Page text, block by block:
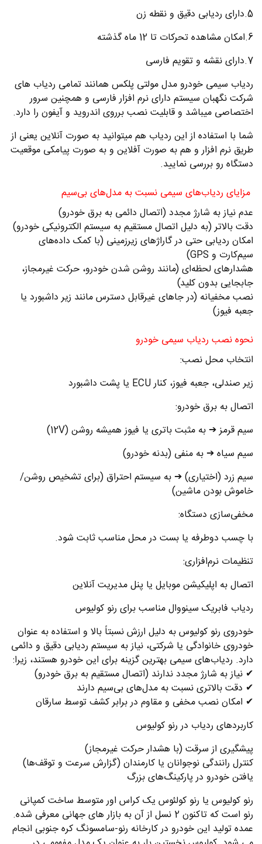
5.دارای ردیابی دقیق و نقطه زن
6.امکان مشاهده تحرکات تا 12 ماه گذشته
7.دارای نقشه و تقویم فارسی
ردیاب سیمی خودرو مدل مولتی پلکس همانند تمامی ردیاب های
شرکت نگهبان سیستم دارای نرم افزار فارسی و همچنین سرور
اختصاصی میباشد و قابلیت نصب برروی اندروید و آیفون را دارد.
شما با استفاده از این ردیاب هم میتوانید به صورت آنلاین یعنی از
طریق نرم افزار و هم به صورت آفلاین و به صورت پیامکی موقعیت
دستگاه رو بررسی نمایید.
مزایای ردیاب‌های سیمی نسبت به مدل‌های بی‌سیم
عدم نیاز به شارژ مجدد (اتصال دائمی به برق خودرو)
دقت بالاتر (به دلیل اتصال مستقیم به سیستم الکترونیکی خودرو)
امکان ردیابی حتی در گاراژهای زیرزمینی (با کمک داده‌های
سیم‌کارت و GPS)
هشدارهای لحظه‌ای (مانند روشن شدن خودرو، حرکت غیرمجاز،
جابجایی بدون کلید)
نصب مخفیانه (در جاهای غیرقابل دسترس مانند زیر داشبورد یا
جعبه فیوز)
نحوه نصب ردیاب سیمی خودرو
انتخاب محل نصب:
زیر صندلی، جعبه فیوز، کنار ECU یا پشت داشبورد
اتصال به برق خودرو:
سیم قرمز ➔ به مثبت باتری یا فیوز همیشه روشن (12V)
سیم سیاه ➔ به منفی (بدنه خودرو)
سیم زرد (اختیاری) ➔ به سیستم احتراق (برای تشخیص روشن/
خاموش بودن ماشین)
مخفی‌سازی دستگاه:
با چسب دوطرفه یا بست در محل مناسب ثابت شود.
تنظیمات نرم‌افزاری:
اتصال به اپلیکیشن موبایل یا پنل مدیریت آنلاین
ردیاب فابریک سینووال مناسب برای رنو کولیوس
خودروی رنو کولیوس به دلیل ارزش نسبتاً بالا و استفاده به عنوان
خودروی خانوادگی یا شرکتی، نیاز به سیستم ردیابی دقیق و دائمی
دارد. ردیاب‌های سیمی بهترین گزینه برای این خودرو هستند، زیرا:
✔ نیاز به شارژ مجدد ندارند (اتصال مستقیم به برق خودرو)
✔ دقت بالاتری نسبت به مدل‌های بی‌سیم دارند
✔ امکان نصب مخفی و مقاوم در برابر کشف توسط سارقان
کاربردهای ردیاب در رنو کولیوس
پیشگیری از سرقت (با هشدار حرکت غیرمجاز)
کنترل رانندگی نوجوانان یا کارمندان (گزارش سرعت و توقف‌ها)
یافتن خودرو در پارکینگ‌های بزرگ
رنو کولیوس یا رنو کولئوس یک کراس اور متوسط ساخت کمپانی
رنو است که تاکنون 2 نسل از آن به بازار های جهانی معرفی شده.
عمده تولید این خودرو در کارخانه رنو-سامسونگ کره جنوبی انجام